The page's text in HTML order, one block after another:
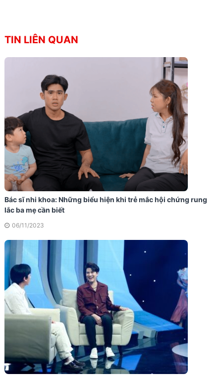
TIN LIÊN QUAN
Bác sĩ nhi khoa: Những biểu hiện khi trẻ mắc hội chứng rung
lắc ba mẹ cần biết
06/11/2023